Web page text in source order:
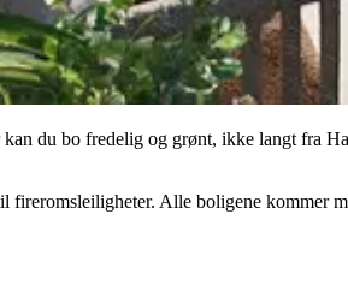
du bo fredelig og grønt, ikke langt fra
Alle boligene kommer